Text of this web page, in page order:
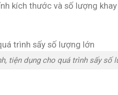
kích thước và số lượng
tiện dụng cho quá trình sấy số